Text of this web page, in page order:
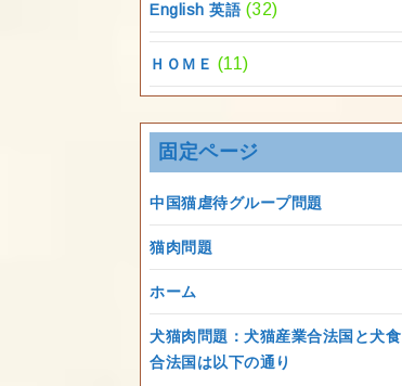
English 英語 (32)
ＨＯＭＥ (11)
固定ページ
中国猫虐待グループ問題
猫肉問題
ホーム
犬猫肉問題：犬猫産業合法国と犬食
合法国は以下の通り